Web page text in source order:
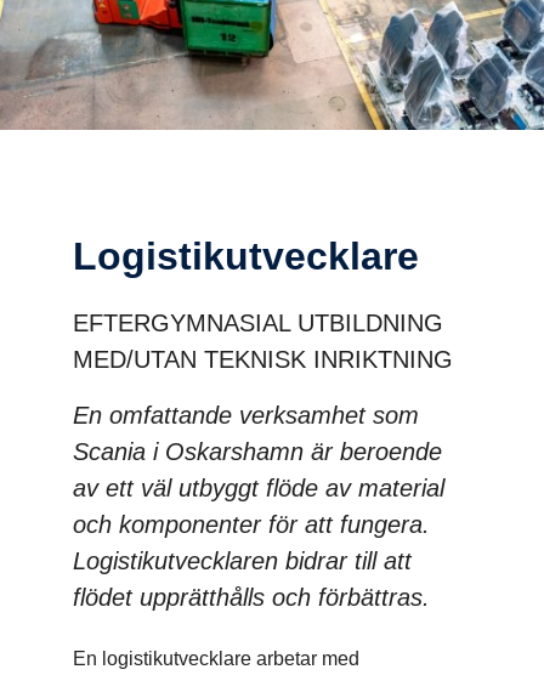
Logistik­ut­veck­lare
EFTERGYMNASIAL UTBILDNING
MED/UTAN TEKNISK INRIKTNING
En omfattande verksamhet som
Scania i Oskarshamn är beroende
av ett väl utbyggt flöde av material
och komponenter för att fungera.
Logistikutvecklaren bidrar till att
flödet upprätthålls och förbättras.
En logistikutvecklare arbetar med